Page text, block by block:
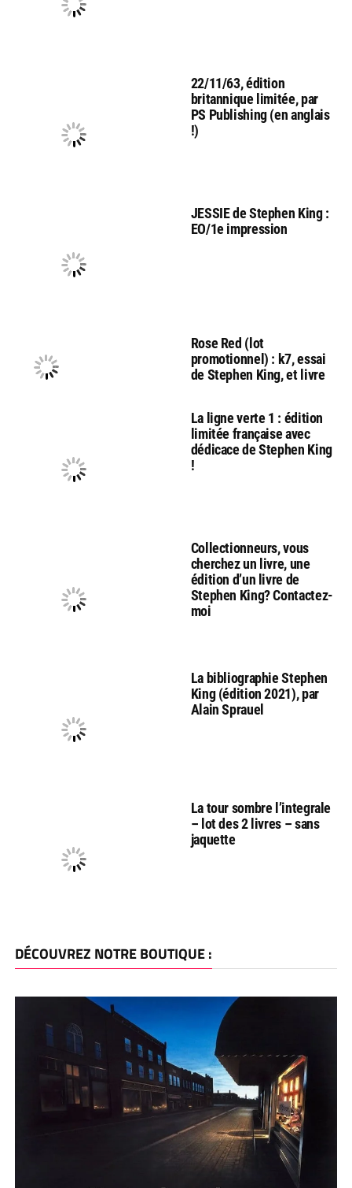
22/11/63, édition
britannique limitée, par
PS Publishing (en anglais
!)
JESSIE de Stephen King :
EO/1e impression
Rose Red (lot
promotionnel) : k7, essai
de Stephen King, et livre
La ligne verte 1 : édition
limitée française avec
dédicace de Stephen King
!
Collectionneurs, vous
cherchez un livre, une
édition d’un livre de
Stephen King? Contactez-
moi
La bibliographie Stephen
King (édition 2021), par
Alain Sprauel
La tour sombre l’integrale
– lot des 2 livres – sans
jaquette
DÉCOUVREZ NOTRE BOUTIQUE :